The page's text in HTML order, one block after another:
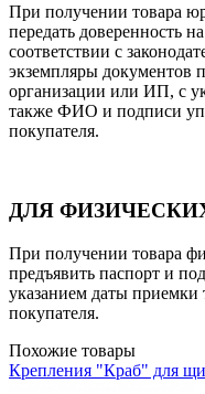
При получении товара
передать доверенность
соответствии с
экземпляры документов
организации или ИП, с
также ФИО и подписи
покупателя.
ДЛЯ
При получении товара
предъявить паспорт и
указанием даты
покупателя.
Похожие товары
Крепления "Краб" для